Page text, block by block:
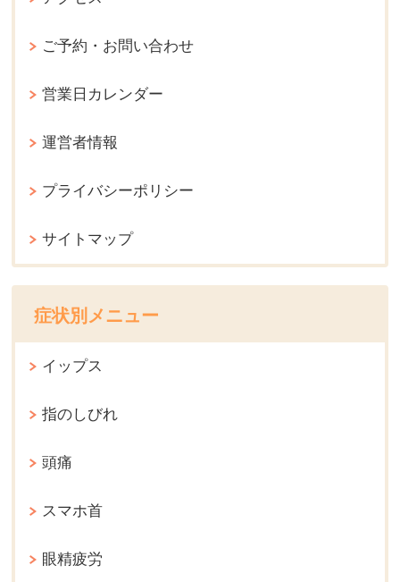
ご予約・お問い合わせ
営業日カレンダー
運営者情報
プライバシーポリシー
サイトマップ
症状別メニュー
イップス
指のしびれ
頭痛
スマホ首
眼精疲労